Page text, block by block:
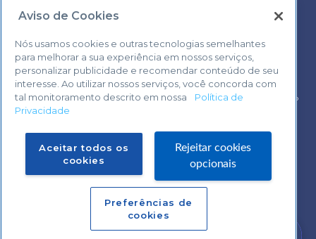
0800 570 0800
Voltar ao topo
Central de Atendimento:
0800 570 0800
Aviso de Cookies
Nós usamos cookies e outras tecnologias semelhantes
para melhorar a sua experiência em nossos serviços,
personalizar publicidade e recomendar conteúdo de seu
interesse. Ao utilizar nossos serviços, você concorda com
tal monitoramento descrito em nossa
Política de
Privacidade
Aceitar todos os
cookies
Rejeitar cookies
opcionais
Preferências de
cookies